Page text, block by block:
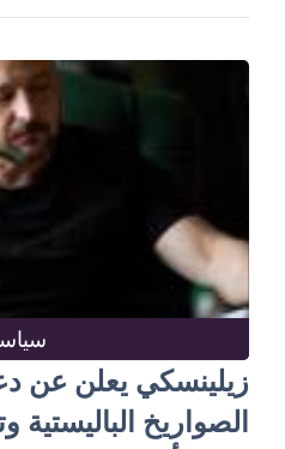
زيلينسكي يعلن عن
الصواريخ